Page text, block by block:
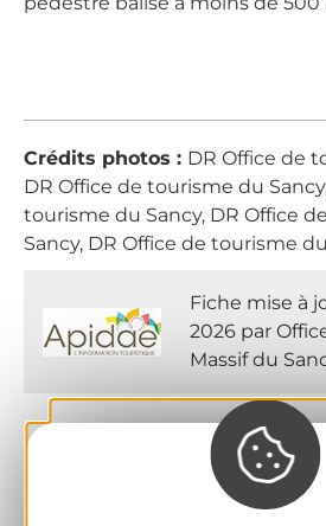
Crédits photos : DR Office de
DR Office de tourisme du
tourisme du Sancy, DR Office
Sancy, DR Office de tourisme
Fiche mise à
2026 par
Massif du